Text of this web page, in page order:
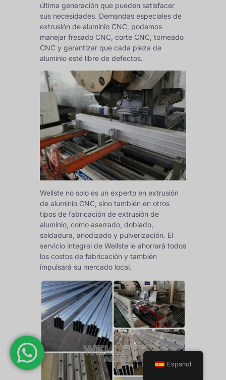
última generación que pueden satisfacer
sus necesidades. Demandas especiales de
extrusión de aluminio CNC, podemos
manejar fresado CNC, corte CNC, torneado
CNC y garantizar que cada pieza de
aluminio esté libre de defectos.
Wellste no solo es un experto en extrusión
de aluminio CNC, sino también en otros
tipos de fabricación de extrusión de
aluminio, como aserrado, doblado,
soldadura, anodizado y pulverización. El
servicio integral de Wellste le ahorrará todos
los costos de fabricación y también
impulsará su mercado local.
Español